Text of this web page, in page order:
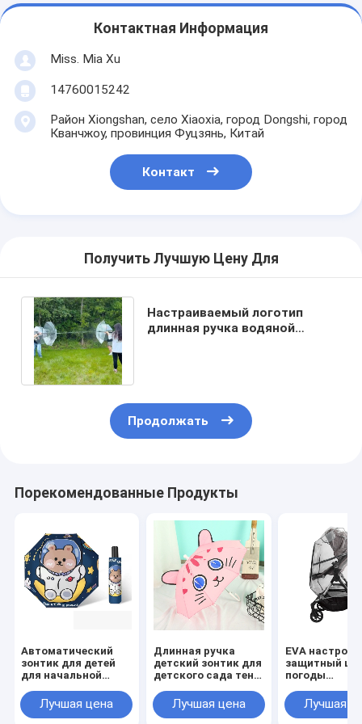
Контактная Информация
Miss. Mia Xu
14760015242
Район Xiongshan, село Xiaoxia, город Dongshi, город
Кванчжоу, провинция Фуцзянь, Китай
Контакт
Получить Лучшую Цену Для
Настраиваемый логотип
длинная ручка водяной
Продолжать
Порекомендованные Продукты
Автоматический
зонтик для детей
для начальной
садаЛучшая цена
Длинная ручка
детский зонтик для
детского сада тень
материала
Лучшая цена
EVA
защитный
погоды
Детская
Дождевая
Лучшая